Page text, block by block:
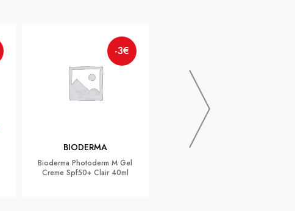
-3€
BIODERMA
Bioderma Photoderm M Gel
Creme Spf50+ Clair 40ml
corps Ip10 Fl P.150ml